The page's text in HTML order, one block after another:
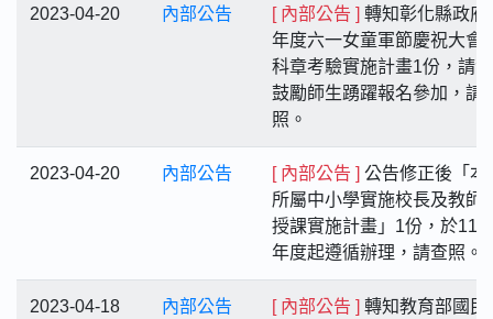
2023-04-20 內部公告 [ 內部公告 ] 轉知彰化縣政府
年度六一女童軍節慶祝大會
科章考驗實施計畫1份，請
鼓勵師生踴躍報名參加，請
照。
2023-04-20 內部公告 [ 內部公告 ] 公告修正後「本
所屬中小學實施校長及教師
授課實施計畫」1份，於111
年度起遵循辦理，請查照。
2023-04-18 內部公告 [ 內部公告 ] 轉知教育部國民